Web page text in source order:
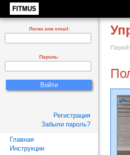
FITMUS
Логин или email:
Пароль:
Регистрация
Забыли пароль?
Главная
Инструкции